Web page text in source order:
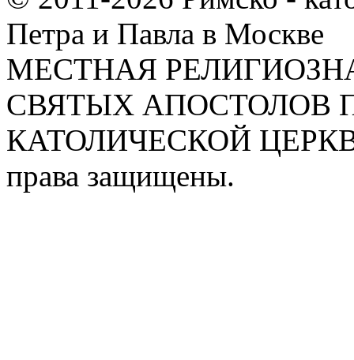
Петра и Павла в Москве
МЕСТНАЯ
СВЯТЫХ АПОСТОЛОВ
КАТОЛИЧЕСКОЙ
права защищены.